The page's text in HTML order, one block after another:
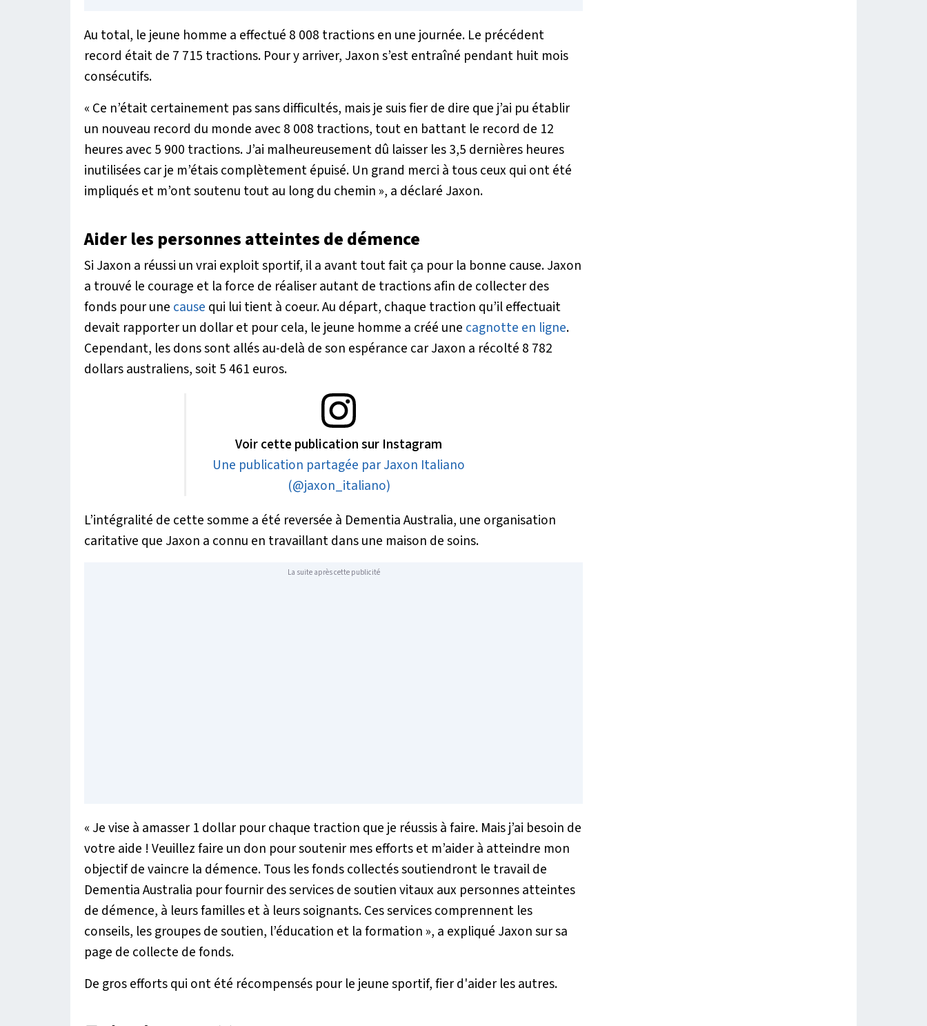
Au total, le jeune homme a effectué 8 008 tractions en une journée. Le précédent
record était de 7 715 tractions. Pour y arriver, Jaxon s’est entraîné pendant huit mois
consécutifs.
« Ce n’était certainement pas sans difficultés, mais je suis fier de dire que j’ai pu établir
un nouveau record du monde avec 8 008 tractions, tout en battant le record de 12
heures avec 5 900 tractions. J’ai malheureusement dû laisser les 3,5 dernières heures
inutilisées car je m’étais complètement épuisé. Un grand merci à tous ceux qui ont été
impliqués et m’ont soutenu tout au long du chemin », a déclaré Jaxon.
Aider les personnes atteintes de démence
Si Jaxon a réussi un vrai exploit sportif, il a avant tout fait ça pour la bonne cause. Jaxon
a trouvé le courage et la force de réaliser autant de tractions afin de collecter des
fonds pour une cause qui lui tient à coeur. Au départ, chaque traction qu’il effectuait
devait rapporter un dollar et pour cela, le jeune homme a créé une cagnotte en ligne.
Cependant, les dons sont allés au-delà de son espérance car Jaxon a récolté 8 782
dollars australiens, soit 5 461 euros.
Voir cette publication sur Instagram
Une publication partagée par Jaxon Italiano
(@jaxon_italiano)
L’intégralité de cette somme a été reversée à Dementia Australia, une organisation
caritative que Jaxon a connu en travaillant dans une maison de soins.
La suite après cette publicité
« Je vise à amasser 1 dollar pour chaque traction que je réussis à faire. Mais j’ai besoin de
votre aide ! Veuillez faire un don pour soutenir mes efforts et m’aider à atteindre mon
objectif de vaincre la démence. Tous les fonds collectés soutiendront le travail de
Dementia Australia pour fournir des services de soutien vitaux aux personnes atteintes
de démence, à leurs familles et à leurs soignants. Ces services comprennent les
conseils, les groupes de soutien, l’éducation et la formation », a expliqué Jaxon sur sa
page de collecte de fonds.
De gros efforts qui ont été récompensés pour le jeune sportif, fier d'aider les autres.